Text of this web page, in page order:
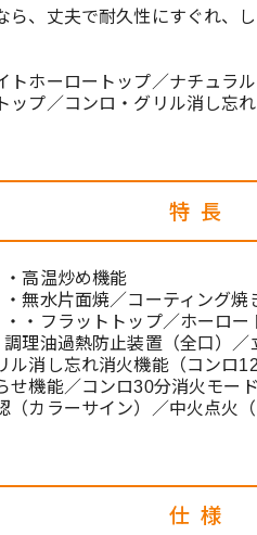
ら、丈夫で耐久性にすぐれ、
トホーロートップ／ナチュラ
ップ／コンロ・グリル消し忘
特長
高温炒め機能
無水片面焼／コーティング焼
・フラットトップ／ホーロー
理油過熱防止装置（全口）
ル消し忘れ消火機能（コンロ
せ機能／コンロ30分消火モー
（カラーサイン）／中火点火
仕様